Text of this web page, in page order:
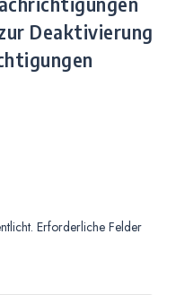
Deaktivierung
Erforderliche Felder